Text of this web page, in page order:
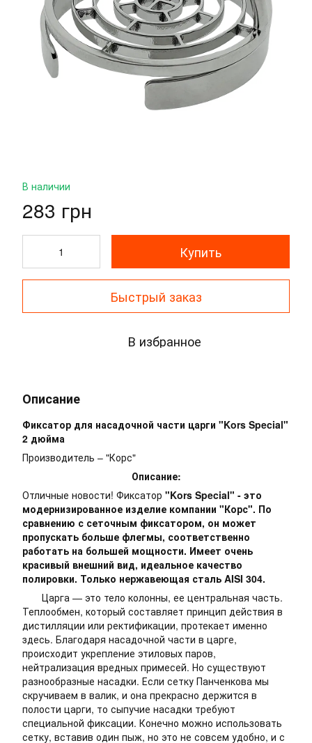
В наличии
283 грн
Купить
Быстрый заказ
В избранное
Описание
Фиксатор для насадочной части царги "Kors Special"
2 дюйма
Производитель – "Корс"
Описание:
Отличные новости! Фиксатор "Kors Special" - это
модернизированное изделие компании "Корс". По
сравнению с сеточным фиксатором, он может
пропускать больше флегмы, соответственно
работать на большей мощности. Имеет очень
красивый внешний вид, идеальное качество
полировки. Только нержавеющая сталь AISI 304.
Царга — это тело колонны, ее центральная часть.
Теплообмен, который составляет принцип действия в
дистилляции или ректификации, протекает именно
здесь. Благодаря насадочной части в царге,
происходит укрепление этиловых паров,
нейтрализация вредных примесей. Но существуют
разнообразные насадки. Если сетку Панченкова мы
скручиваем в валик, и она прекрасно держится в
полости царги, то сыпучие насадки требуют
специальной фиксации. Конечно можно использовать
сетку, вставив один пыж, но это не совсем удобно, и с